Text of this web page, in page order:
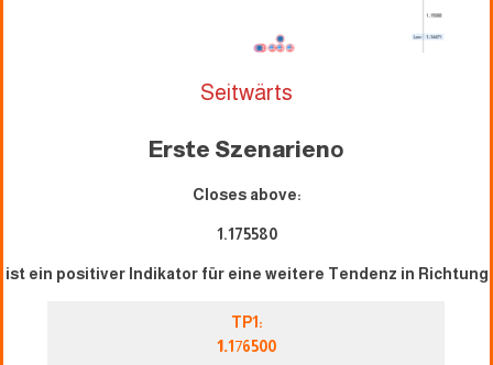
Seitwärts
Erste Szenarieno
Closes above:
1.175580
ist ein positiver Indikator für eine weitere Tendenz in Richtung
TP1:
1.1 76500